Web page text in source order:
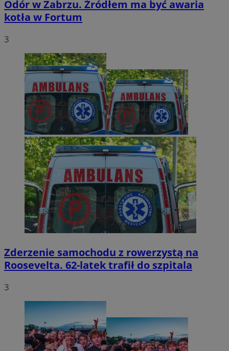
Odór w Zabrzu. Źródłem ma być awaria
kotła w Fortum
3
Zderzenie samochodu z rowerzystą na
Roosevelta. 62-latek trafił do szpitala
3